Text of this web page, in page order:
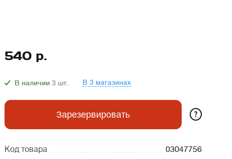
540 р.
В наличии 3 шт. В 3 магазинах
Зарезервировать ?
Код товара 03047756